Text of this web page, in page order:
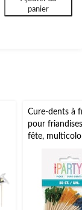
panier
Cure-dents à
pour
fête,
barbecue/
/fête estivale